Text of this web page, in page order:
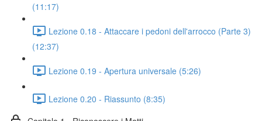
(11:17)
Lezione 0.18 - Attaccare i pedoni dell'arrocco (Parte 3)
(12:37)
Lezione 0.19 - Apertura universale (5:26)
Lezione 0.20 - Riassunto (8:35)